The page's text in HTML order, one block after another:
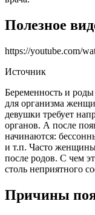
Полезное
https://youtube.com/
Источник
Беременность и
для организма
девушки требует
органов. А после
начинаются:
и т.п. Часто женщины
после родов. С чем
столь неприятного
Причины